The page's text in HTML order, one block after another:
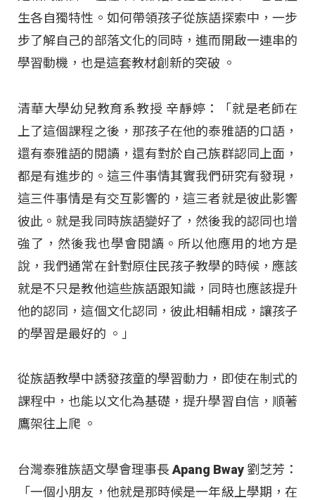
生各自獨特性。如何帶領孩子從族語探索中，一步
步了解自己的部落文化的同時，進而開啟一連串的
學習動機，也是這套教材創新的突破 。
清華大學幼兒教育系教授 辛靜婷：「就是老師在
上了這個課程之後，那孩子在他的泰雅語的口語，
還有泰雅語的閱讀，還有對於自己族群認同上面，
都是有進步的。這三件事情其實我們研究有發現，
這三件事情是有交互影響的，這三者就是彼此影響
彼此。就是我同時族語變好了，然後我的認同也增
強了，然後我也學會閱讀。所以他應用的地方是
說，我們通常在針對原住民孩子教學的時候，應該
就是不只是教他這些族語跟知識，同時也應該提升
他的認同，這個文化認同，彼此相輔相成，讓孩子
的學習是最好的 。」
從族語教學中誘發孩童的學習動力，即使在制式的
課程中，也能以文化為基礎，提升學習自信，順著
鷹架往上爬 。
台灣泰雅族語文學會理事長 Apang Bway 劉芝芳：
「一個小朋友，他就是那時候是一年級上學期，在